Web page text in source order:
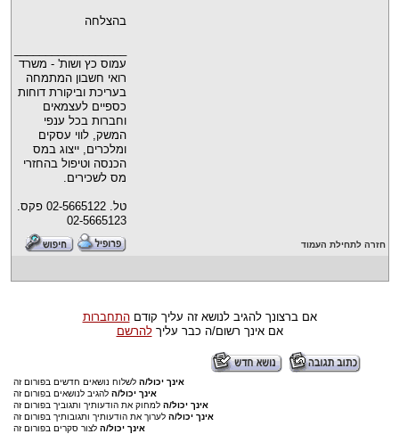
בהצלחה
עמוס כץ ושות' - משרד
רואי חשבון המתמחה
בעריכת וביקורת דוחות
כספיים לעצמאים
וחברות בכל ענפי
המשק, לווי עסקים
ומלכרים, ייצוג במס
הכנסה וטיפול בהחזרי
מס לשכירים.
טל. 02-5665122 פקס.
02-5665123
חזרה לתחילת העמוד
אם ברצונך להגיב לנושא זה עליך קודםהתחברות
אם אינך רשום/ה כבר עליךלהרשם
אינך יכול/ה לשלוח נושאים חדשים בפורום זה
אינך יכול/ה להגיב לנושאים בפורום זה
אינך יכול/ה למחוק את הודעותיך ותגוביך בפורום זה
אינך יכול/ה לערוך את הודעותיך ותגובותיך בפורום זה
אינך יכול/ה לצור סקרים בפורום זה